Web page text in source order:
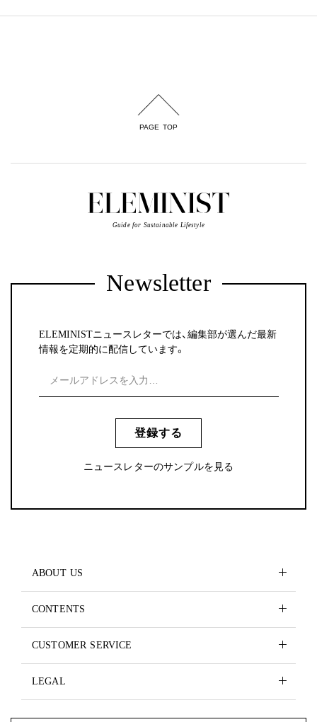
PAGE TOP
Guide for Sustainable Lifestyle
Newsletter
ELEMINISTニュースレターでは、編集部が選んだ最新
情報を定期的に配信しています。
登録する
ニュースレターのサンプルを見る
ABOUT US
CONTENTS
CUSTOMER SERVICE
LEGAL